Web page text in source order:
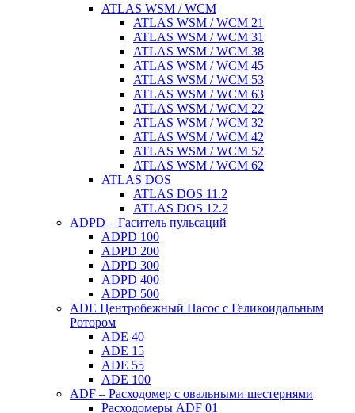
ATLAS WSM / WCM
ATLAS WSM / WCM 21
ATLAS WSM / WCM 31
ATLAS WSM / WCM 38
ATLAS WSM / WCM 45
ATLAS WSM / WCM 53
ATLAS WSM / WCM 63
ATLAS WSM / WCM 22
ATLAS WSM / WCM 32
ATLAS WSM / WCM 42
ATLAS WSM / WCM 52
ATLAS WSM / WCM 62
ATLAS DOS
ATLAS DOS 11.2
ATLAS DOS 12.2
ADPD – Гаситель пульсаций
ADPD 100
ADPD 200
ADPD 300
ADPD 400
ADPD 500
ADE Центробежный Насос с Геликоидальным
Ротором
ADE 40
ADE 15
ADE 55
ADE 100
ADF – Расходомер с овальными шестернями
Расходомеры ADF 01